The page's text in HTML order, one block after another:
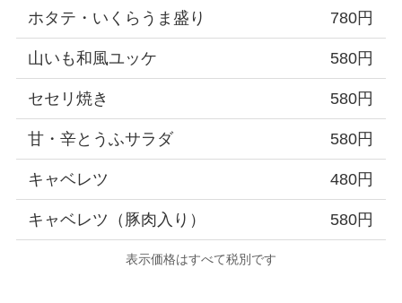
ホタテ・いくらうま盛り 780円
山いも和風ユッケ 580円
セセリ焼き 580円
甘・辛とうふサラダ 580円
キャベレツ 480円
キャベレツ（豚肉入り） 580円
表示価格はすべて税別です